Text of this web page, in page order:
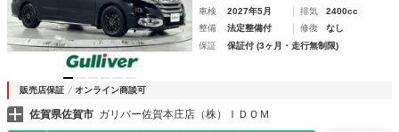
車検
2027年5月 排気
2400cc
整備
法定整備付 修復
なし
保証
保証付 (3ヶ月・走行無制限)
販売店保証 オンライン商談可
佐賀県佐賀市 ガリバー佐賀本庄店（株）ＩＤＯＭ